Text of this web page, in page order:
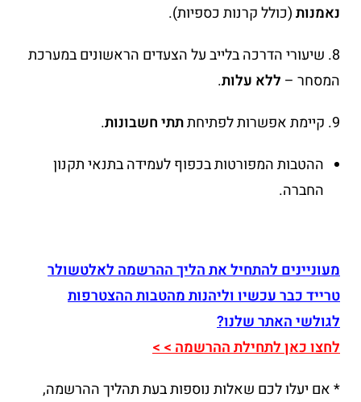
נאמנות(כולל קרנות כספיות).
8. שיעורי הדרכה בלייב על הצעדים הראשונים במערכת
המסחר – ללא עלות.
9. קיימת אפשרות לפתיחת
תתי חשבונות.
ההטבות המפורטות בכפוף לעמידה בתנאי תקנון
החברה.
מעוניינים להתחיל את הליך ההרשמה לאלטשולר
טרייד כבר עכשיו וליהנות מהטבות ההצטרפות
לגולשי האתר שלנו?
לחצו כאן לתחילת ההרשמה > >
* אם יעלו לכם שאלות נוספות בעת תהליך ההרשמה,